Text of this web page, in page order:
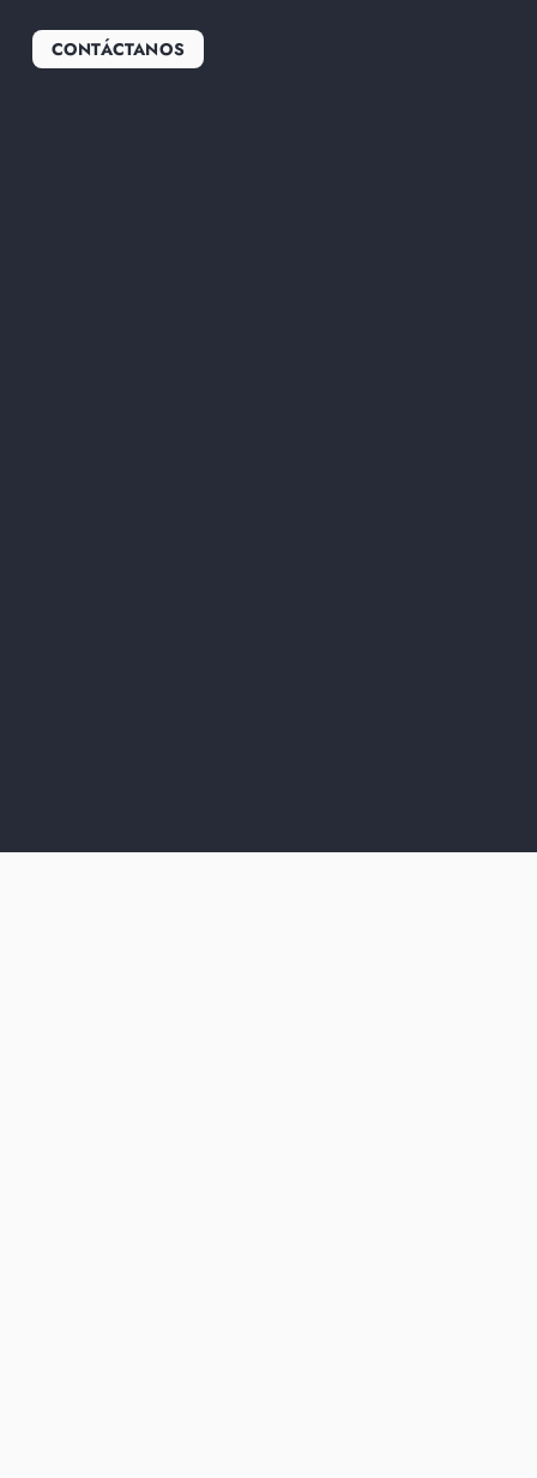
CONTÁCTANOS